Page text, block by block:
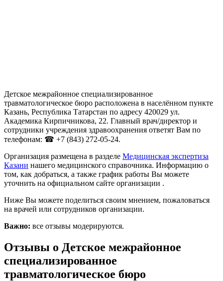
Детское межрайонное специализированное
травматологическое бюро расположена в населённом пункте
Казань, Республика Татарстан по адресу 420029 ул.
Академика Кирпичникова, 22. Главный врач/директор и
сотрудники учреждения здравоохранения ответят Вам по
телефонам: ☎ +7 (843) 272-05-24.
Организация размещена в разделе Медицинская экспертиза
Казани нашего медицинского справочника. Информацию о
том, как добраться, а также график работы Вы можете
уточнить на официальном сайте организации .
Ниже Вы можете поделиться своим мнением, пожаловаться
на врачей или сотрудников организации.
Важно: все отзывы модерируются.
Отзывы о Детское межрайонное
специализированное
травматологическое бюро